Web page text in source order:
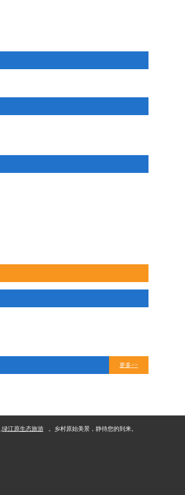
更多>>
,绿江原生态旅游
。乡村原始美景，静待您的到来。